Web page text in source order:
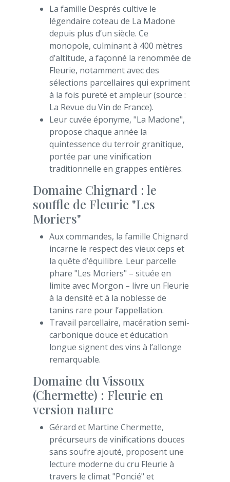
La famille Després cultive le
légendaire coteau de La Madone
depuis plus d’un siècle. Ce
monopole, culminant à 400 mètres
d’altitude, a façonné la renommée de
Fleurie, notamment avec des
sélections parcellaires qui expriment
à la fois pureté et ampleur (source :
La Revue du Vin de France).
Leur cuvée éponyme, "La Madone",
propose chaque année la
quintessence du terroir granitique,
portée par une vinification
traditionnelle en grappes entières.
Domaine Chignard : le
souffle de Fleurie "Les
Moriers"
Aux commandes, la famille Chignard
incarne le respect des vieux ceps et
la quête d’équilibre. Leur parcelle
phare "Les Moriers" – située en
limite avec Morgon – livre un Fleurie
à la densité et à la noblesse de
tanins rare pour l’appellation.
Travail parcellaire, macération semi-
carbonique douce et éducation
longue signent des vins à l’allonge
remarquable.
Domaine du Vissoux
(Chermette) : Fleurie en
version nature
Gérard et Martine Chermette,
précurseurs de vinifications douces
sans soufre ajouté, proposent une
lecture moderne du cru Fleurie à
travers le climat "Poncié" et